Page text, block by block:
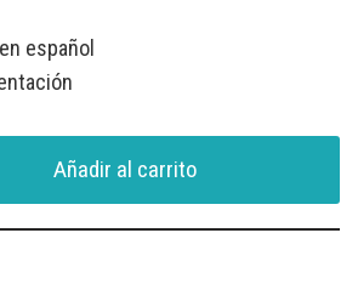
español
Añadir al carrito